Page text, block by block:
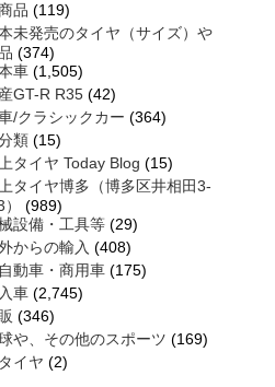
品 (119)
未発売のタイヤ（サイズ）や
(374)
車 (1,505)
GT-R R35 (42)
/クラシックカー (364)
類 (15)
タイヤ Today Blog (15)
タイヤ博多（博多区井相田3-
(989)
設備・工具等 (29)
からの輸入 (408)
動車・商用車 (175)
車 (2,745)
(346)
や、その他のスポーツ (169)
イヤ (2)